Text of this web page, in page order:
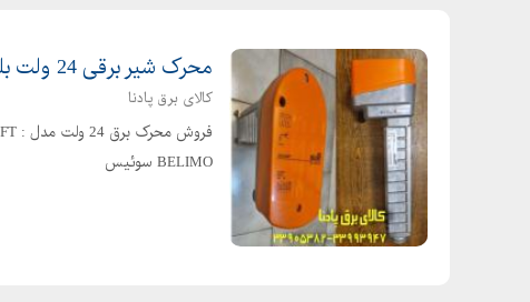
محرک شیر برقی 24 ولت بلیمو مدل BELOMO AV24-MFT
کالای برق پادنا
BELIMO سوئیس